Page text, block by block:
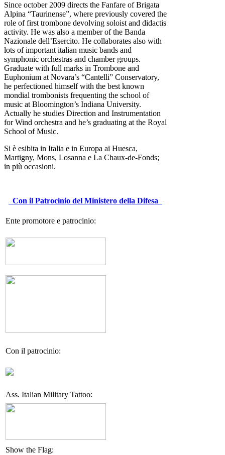
Since october 2009 directs the Fanfare of Brigata
Alpina “Taurinense”, where previously covered the
role of first trombone devolving soloist and didactis
activity. He was also a member of the Banda
Nazionale dell’Esercito. He collaborates also with
lots of important italian music bands and
symphonic orchestras and chamber groups.
Graduate with full marks in Trombone and
Euphonium at Novara’s “Cantelli” Conservatory,
he perfectioned himself with the best known
mondial trombonists frequenting the school of
music at Bloomington’s Indiana University.
Actually he studies Direction and Instrumentation
for Wind orchestra and he’s graduating at the Royal
School of Music.
Si è esibita in Italia e in Europa ai Huesca,
Martigny, Mons, Losanna e La Chaux-de-Fonds;
in più occasioni.
Con il Patrocinio del Ministero della Difesa
Ente promotore e patrocinio:
Con il patrocinio:
Ass. Italian Military Tattoo:
Show the Flag: